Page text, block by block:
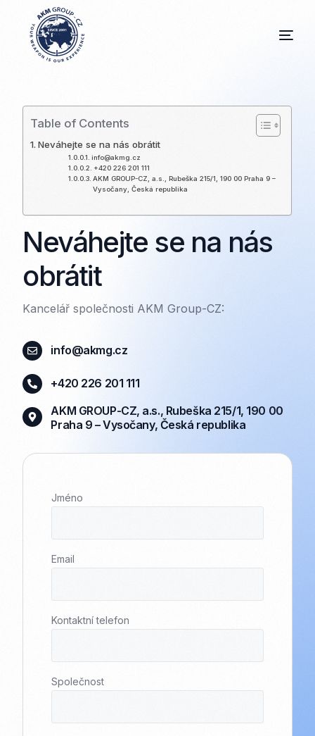
Table of Contents
Neváhejte se na nás obrátit
info@akmg.cz
+420 226 201 111
AKM GROUP-CZ, a.s., Rubeška 215/1, 190 00 Praha 9 –
Vysočany, Česká republika
Neváhejte se na nás
obrátit
Kancelář společnosti AKM Group-CZ:
info@akmg.cz
+420 226 201 111
AKM GROUP-CZ, a.s., Rubeška 215/1, 190 00
Praha 9 – Vysočany, Česká republika
Jméno
Email
Kontaktní telefon
Společnost